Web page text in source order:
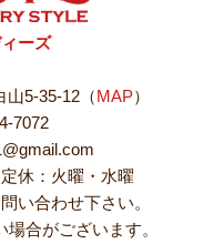
ーズ
山5-35-12（MAP）
7072
休：火曜・水曜
い合わせ下さい。
合がございます。